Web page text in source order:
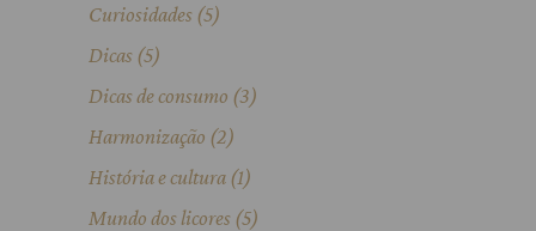
Curiosidades (5)
Dicas (5)
Dicas de consumo (3)
Harmonização (2)
História e cultura (1)
Mundo dos licores (5)